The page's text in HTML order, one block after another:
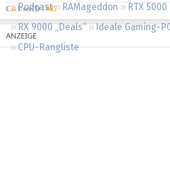
Podcast RAMageddon
RTX 5000
RX 9000 „Deals“
Ideale Gaming-
CPU-Rangliste
CB UserID :985